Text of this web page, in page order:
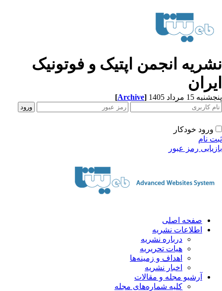
انجمن اپتیک و فوتونیک
15 مرداد 1405 [Archive]
ورود خودکار
نام
رمز عبور
صفحه اصلی
اطلاعات نشریه
درباره نشریه
هیات تحریریه
اهداف و زمینه‌ها
اخبار نشریه
آرشیو مجله و مقالات
کلیه شماره‌های مجله